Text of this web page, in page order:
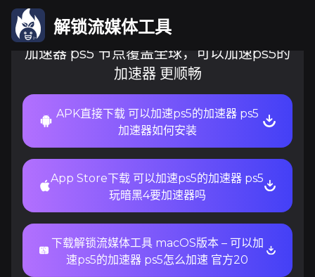
解锁流媒体工具
加速器 ps5 节点覆盖全球，可以加速ps5的
加速器 更顺畅
APK直接下载 可以加速ps5的加速器 ps5
加速器如何安装
App Store下载 可以加速ps5的加速器 ps5
玩暗黑4要加速器吗
下载解锁流媒体工具 macOS版本 – 可以加
速ps5的加速器 ps5怎么加速 官方20